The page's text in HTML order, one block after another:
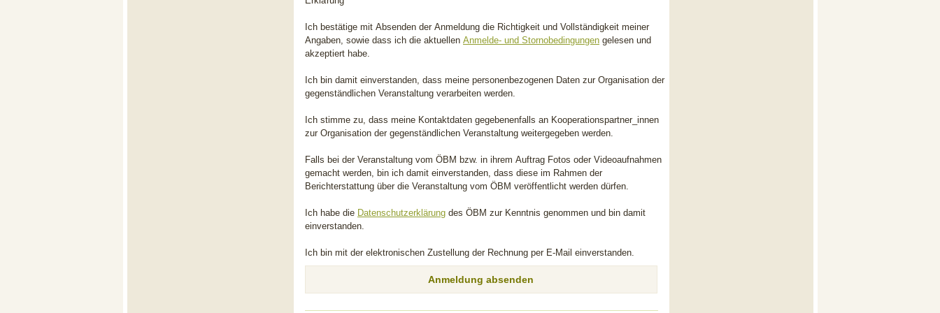
Ich bestätige mit Absenden der Anmeldung die Richtigkeit und Vollständigkeit meiner
Angaben, sowie dass ich die aktuellenAnmelde- und Stornobedingungen gelesen und
akzeptiert habe.
Ich bin damit einverstanden, dass meine personenbezogenen Daten zur Organisation der
gegenständlichen Veranstaltung verarbeiten werden.
Ich stimme zu, dass meine Kontaktdaten gegebenenfalls an Kooperationspartner_innen
zur Organisation der gegenständlichen Veranstaltung weitergegeben werden.
Falls bei der Veranstaltung vom ÖBM bzw. in ihrem Auftrag Fotos oder Videoaufnahmen
gemacht werden, bin ich damit einverstanden, dass diese im Rahmen der
Berichterstattung über die Veranstaltung vom ÖBM veröffentlicht werden dürfen.
Ich habe die Datenschutzerklärung des ÖBM zur Kenntnis genommen und bin damit
einverstanden.
Ich bin mit der elektronischen Zustellung der Rechnung per E-Mail einverstanden.
Bitte nicht ausfüllen
Anmeldung absenden